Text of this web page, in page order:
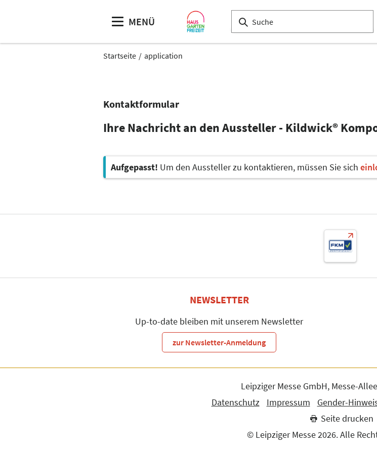
MENÜ
Startseite application
Kontaktformular
Ihre Nachricht an den Aussteller - Kildwick®
Aufgepasst! Um den Aussteller zu kontaktieren, müssen Sie sich
NEWSLETTER
Up-to-date bleiben mit unserem Newsletter
zur Newsletter-Anmeldung
Leipziger Messe GmbH, Messe-
Datenschutz
Impressum Gender-
Seite drucken
© Leipziger Messe 2026. Alle